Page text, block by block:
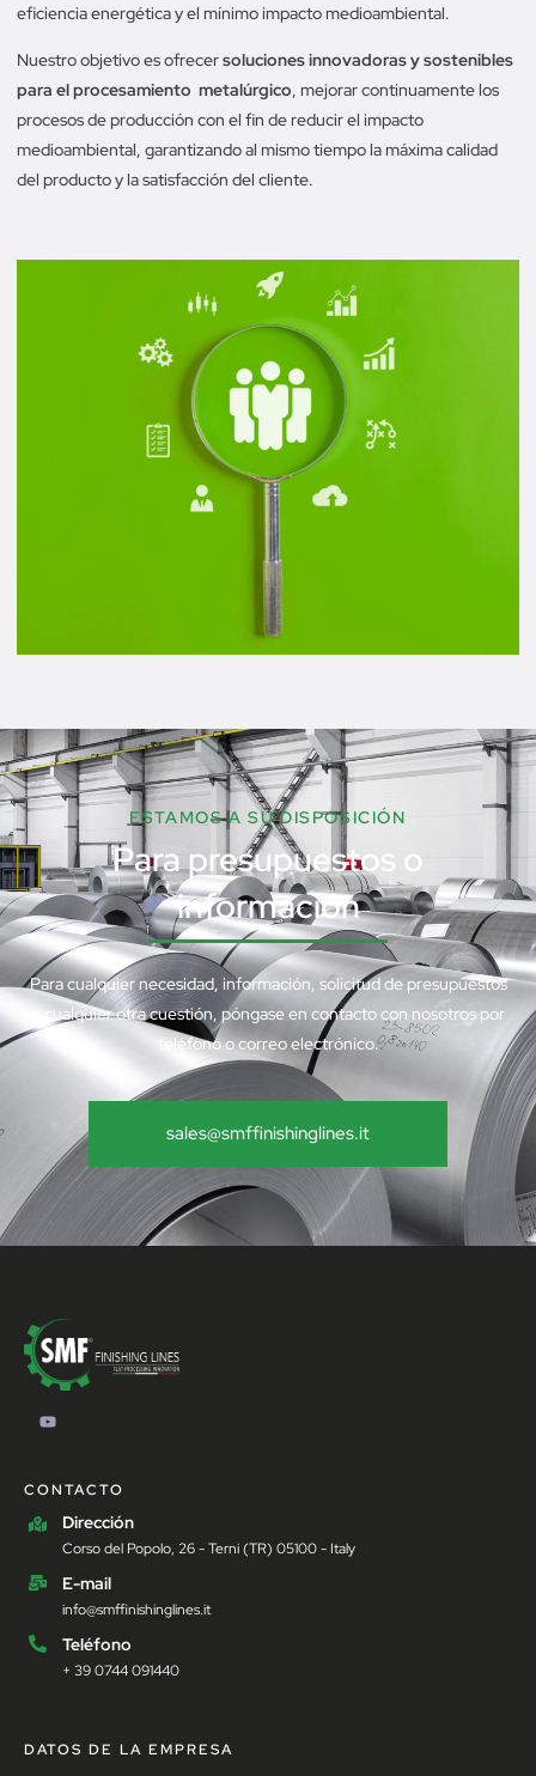
eficiencia energética y el mínimo impacto medioambiental.
Nuestro objetivo es ofrecersoluciones innovadoras y sostenibles
para el procesamiento metalúrgico, mejorar continuamente los
procesos de producción con el fin de reducir el impacto
medioambiental, garantizando al mismo tiempo la máxima calidad
del producto y la satisfacción del cliente.
ESTAMOS A SU DISPOSICIÓN
Para presupuestos o
información
Para cualquier necesidad, información, solicitud de presupuestos
o cualquier otra cuestión, póngase en contacto con nosotros por
teléfono o correo electrónico.
sales@smffinishinglines.it
CONTACTO
Dirección
Corso del Popolo, 26 - Terni (TR) 05100 - Italy
E-mail
info@smffinishinglines.it
Teléfono
+ 39 0744 091440
DATOS DE LA EMPRESA